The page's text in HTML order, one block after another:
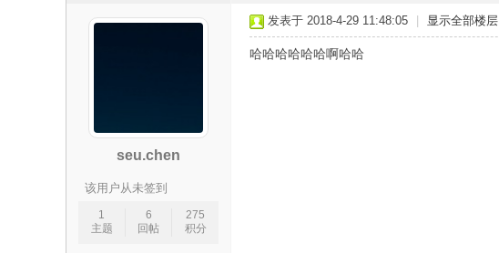
seu.chen
该用户从未签到
1
主题
6
回帖
275
积分
发表于 2018-4-29 11:48:05 显示全部楼层
哈哈哈哈哈哈啊哈哈